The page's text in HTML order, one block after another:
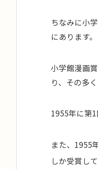
ちなみに小
にあります。
小学館漫画
り、その多
1955年に第
また、1955
しか受賞し